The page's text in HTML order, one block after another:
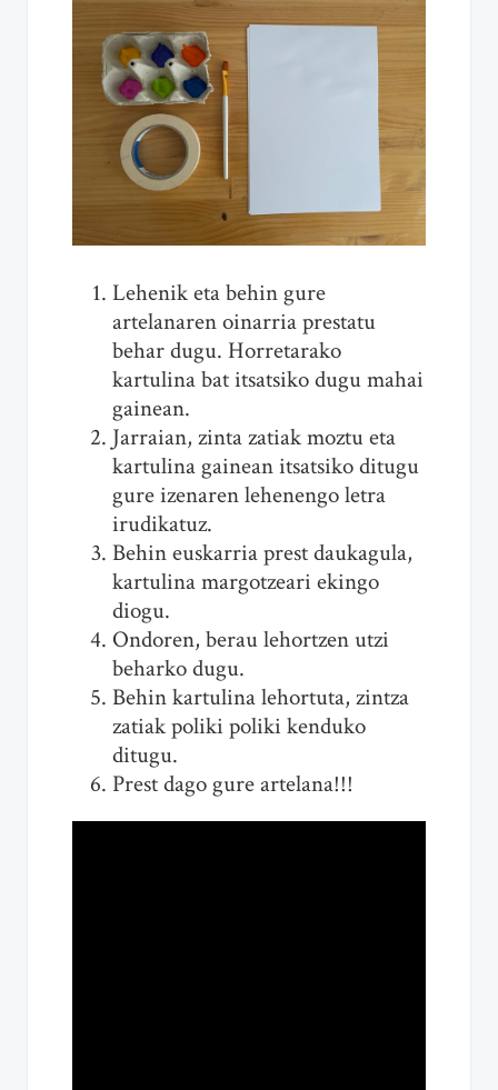
Lehenik eta behin gure
artelanaren oinarria prestatu
behar dugu. Horretarako
kartulina bat itsatsiko dugu mahai
gainean.
Jarraian, zinta zatiak moztu eta
kartulina gainean itsatsiko ditugu
gure izenaren lehenengo letra
irudikatuz.
Behin euskarria prest daukagula,
kartulina margotzeari ekingo
diogu.
Ondoren, berau lehortzen utzi
beharko dugu.
Behin kartulina lehortuta, zintza
zatiak poliki poliki kenduko
ditugu.
Prest dago gure artelana!!!